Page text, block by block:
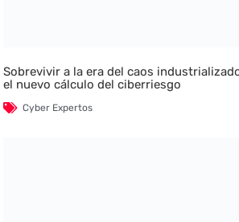
Sobrevivir a la era del caos
el nuevo cálculo del ciberriesgo
Cyber Expertos